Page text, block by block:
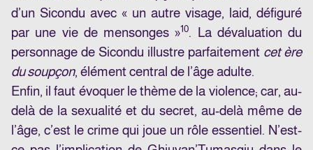
d’un Sicondu avec « un autre visage, laid, défiguré
par une vie de mensonges »10. La dévaluation du
personnage de Sicondu illustre parfaitement cet ère
du soupçon, élément central de l’âge adulte.
Enfin, il faut évoquer le thème de la violence; car, au-
delà de la sexualité et du secret, au-delà même de
l’âge, c’est le crime qui joue un rôle essentiel. N’est-